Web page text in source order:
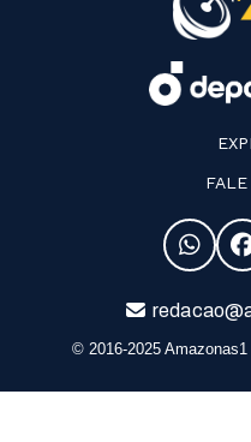
FALE
© 2016-2025